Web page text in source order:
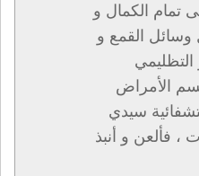
تمام الكمال و
القمع و
التظليمي
الأمراض
سيدي
، فألعن و أنبذ